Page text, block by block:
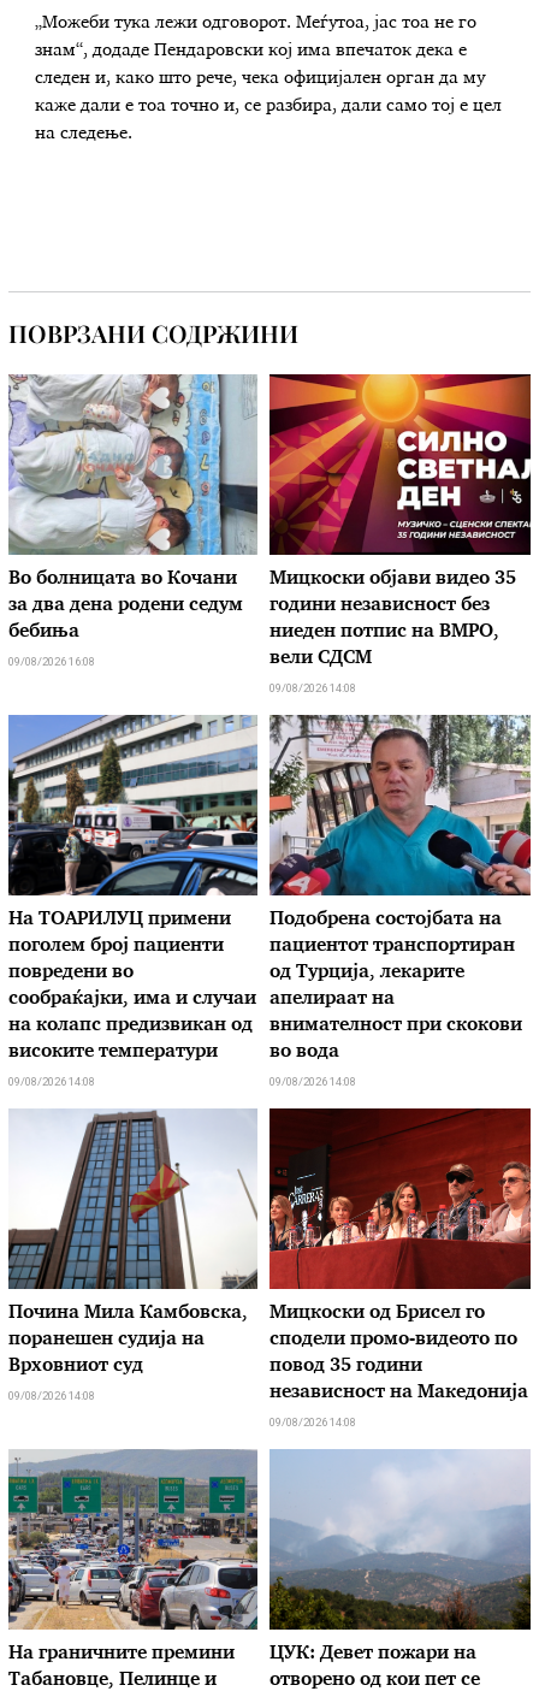
„Можеби тука лежи одговорот. Меѓутоа, јас тоа не го
знам“, додаде Пендаровски кој има впечаток дека е
следен и, како што рече, чека официјален орган да му
каже дали е тоа точно и, се разбира, дали само тој е цел
на следење.
ПОВРЗАНИ СОДРЖИНИ
Во болницата во Кочани
за два дена родени седум
бебиња
09/08/2026 16:08
Мицкоски објави видео 35
години независност без
ниеден потпис на ВМРО,
вели СДСМ
09/08/2026 14:08
На ТОАРИЛУЦ примени
поголем број пациенти
повредени во
сообраќајки, има и случаи
на колапс предизвикан од
високите температури
09/08/2026 14:08
Подобрена состојбата на
пациентот транспортиран
од Турција, лекарите
апелираат на
внимателност при скокови
во вода
09/08/2026 14:08
Почина Мила Камбовска,
поранешен судија на
Врховниот суд
09/08/2026 14:08
Мицкоски од Брисел го
сподели промо-видеото по
повод 35 години
независност на Македонија
09/08/2026 14:08
На граничните премини
Табановце, Пелинце и
ЦУК: Девет пожари на
отворено од кои пет се